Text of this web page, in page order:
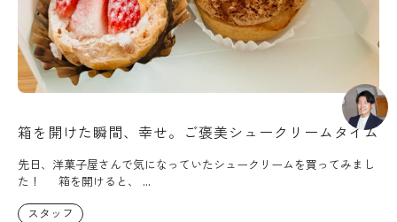
箱を開けた瞬間、幸せ。ご褒美シュークリームタイム
先日、洋菓子屋さんで気になっていたシュークリームを買ってみまし
た！ 箱を開けると、 ...
スタッフ